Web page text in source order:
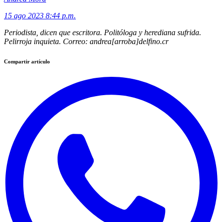
15 ago 2023 8:44 p.m.
Periodista, dicen que escritora. Politóloga y herediana sufrida.
Pelirroja inquieta. Correo: andrea[arroba]delfino.cr
Compartir artículo